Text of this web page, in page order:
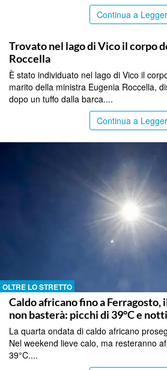
Continua a
Trovato nel lago di Vico il corpo
Roccella
È stato individuato nel lago di Vico il
marito della ministra Eugenia Roccella,
dopo un tuffo dalla barca....
Continua a
OLTRE LO STRETTO
Caldo africano fino a Ferragosto,
non basterà: picchi di 39°C e
La quarta ondata di caldo africano
Nel weekend lieve calo, ma resteranno
39°C....